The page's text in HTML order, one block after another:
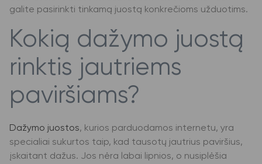
galite pasirinkti tinkamą juostą konkrečioms užduotims.
Kokią dažymo juostą
rinktis jautriems
paviršiams?
Dažymo juostos, kurios parduodamos internetu, yra
specialiai sukurtos taip, kad tausotų jautrius paviršius,
įskaitant dažus. Jos nėra labai lipnios, o nusiplėšia